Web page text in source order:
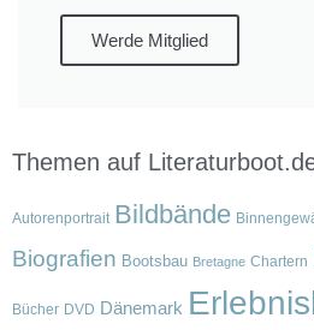
Werde Mitglied
Themen auf
Autorenportrait Bildbände
Biografien Bootsbau Bretagne Chartern
Bücher DVD Dänemark